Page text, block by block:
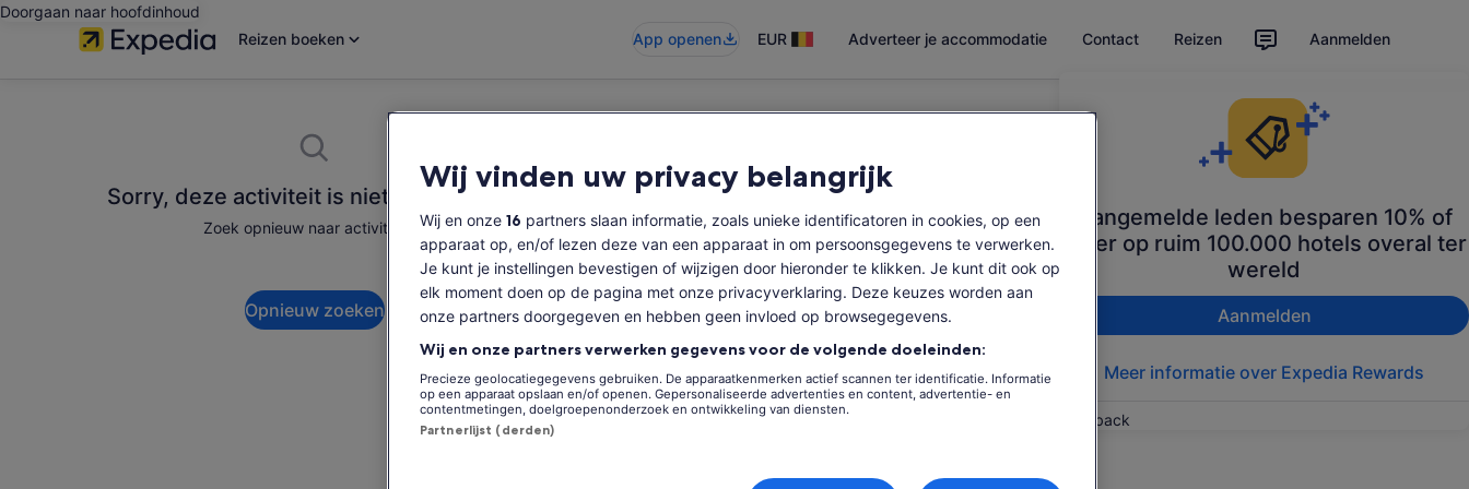
Doorgaan naar hoofdinhoud
Reizen boeken
App openen EUR Adverteer je accommodatie Contact Reizen Aanmelden
Aangemelde leden besparen 10% of
meer op ruim 100.000 hotels overal ter
wereld
Aanmelden
Meer informatie over Expedia Rewards
Feedback
Sorry, deze activiteit is niet beschikbaar
Zoek opnieuw naar activiteiten.
Opnieuw zoeken
Wij vinden uw privacy belangrijk
Wij en onze 16 partners slaan informatie, zoals unieke identificatoren in cookies, op een
apparaat op, en/of lezen deze van een apparaat in om persoonsgegevens te verwerken.
Je kunt je instellingen bevestigen of wijzigen door hieronder te klikken. Je kunt dit ook op
elk moment doen op de pagina met onze privacyverklaring. Deze keuzes worden aan
onze partners doorgegeven en hebben geen invloed op browsegegevens.
Wij en onze partners verwerken gegevens voor de volgende doeleinden:
Precieze geolocatiegegevens gebruiken. De apparaatkenmerken actief scannen ter identificatie. Informatie
op een apparaat opslaan en/of openen. Gepersonaliseerde advertenties en content, advertentie- en
contentmetingen, doelgroepenonderzoek en ontwikkeling van diensten.
Partnerlijst (derden)